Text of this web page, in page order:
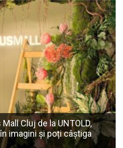
Cluj de la UNTOLD,
imagini și poți câștiga